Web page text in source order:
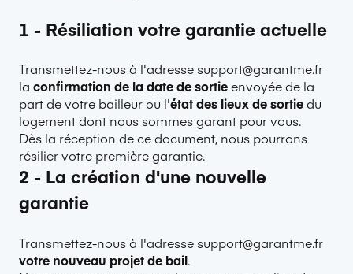
1 - Résiliation votre garantie actuelle
Transmettez-nous à l'adresse support@garantme.fr
la confirmation de la date de sortieenvoyée de la
part de votre bailleur ou l'état des lieux de sortiedu
logement dont nous sommes garant pour vous.
Dès la réception de ce document, nous pourrons
résilier votre première garantie.
2 - La création d'une nouvelle
garantie
Transmettez-nous à l'adresse support@garantme.fr
votre nouveau projet de bail.